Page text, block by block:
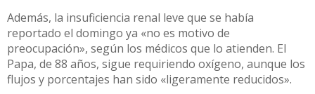
Además, la insuficiencia renal leve que se había
reportado el domingo ya «no es motivo de
preocupación», según los médicos que lo atienden. El
Papa, de 88 años, sigue requiriendo oxígeno, aunque los
flujos y porcentajes han sido «ligeramente reducidos».